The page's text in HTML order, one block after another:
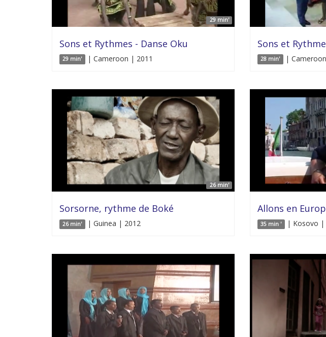
29 min'
Sons et Rythmes - Danse Oku
29 min' | Cameroon | 2011
Sons et
28 min' |
26 min'
Sorsorne, rythme de Boké
26 min' | Guinea | 2012
Allons en
35 min ' | Kosovo |